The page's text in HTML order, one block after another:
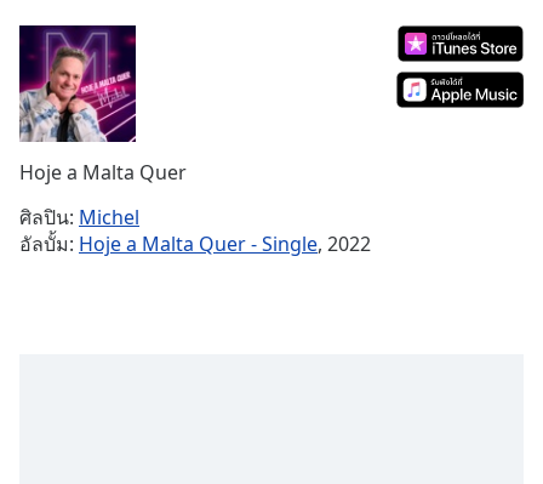
Current
Time 0:00
Duration-:-
Loaded:
Stream
TypeLIVE
Seek to
live,
Hoje a Malta Quer
ศิลปิน: Michel
อัลบั้ม: Hoje a Malta Quer - Single, 2022